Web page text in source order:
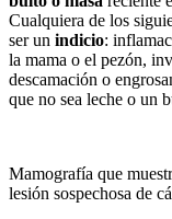
Cualquiera de los
ser un indicio:
la mama o el pezón,
descamación o
que no sea leche o un
Mamografía que
lesión sospechosa de